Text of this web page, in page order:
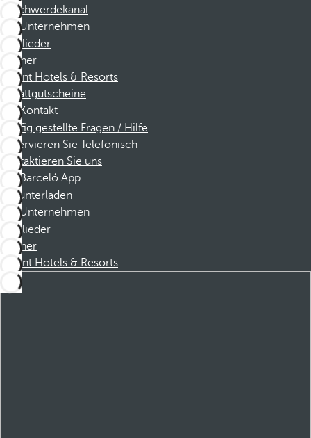
Beschwerdekanal
Unternehmen
Mitglieder
Partner
Dorint Hotels & Resorts
Rabattgutscheine
Kontakt
Häufig gestellte Fragen / Hilfe
Reservieren Sie Telefonisch
Kontaktieren Sie uns
Barceló App
Herunterladen
Unternehmen
Mitglieder
Partner
Dorint Hotels & Resorts